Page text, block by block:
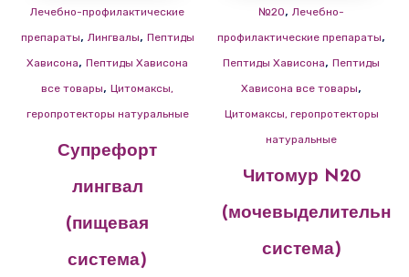
Лечебно-профилактические
препараты, Лингвалы, Пептиды
Хависона,Пептиды Хависона
все товары,Цитомаксы,
геропротекторы натуральные
Супрефорт
лингвал
(пищевая
система)
№20,Лечебно-
профилактические препараты,
Пептиды Хависона,Пептиды
Хависона все товары,
Цитомаксы, геропротекторы
натуральные
Читомур N20
система)